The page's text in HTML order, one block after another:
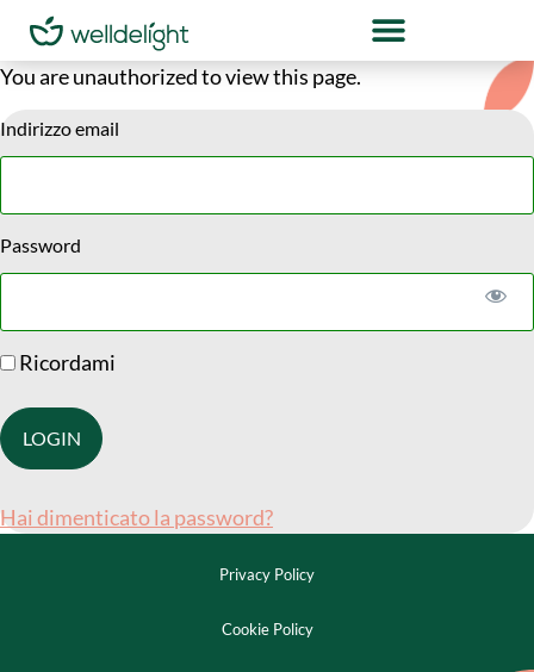
You are unauthorized to view this page.
Indirizzo email
Password
Ricordami
Hai dimenticato la password?
Privacy Policy
Cookie Policy